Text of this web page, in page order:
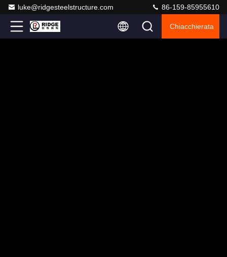
luke@ridgesteelstructure.com 86-159-85955610
Chiacchierata